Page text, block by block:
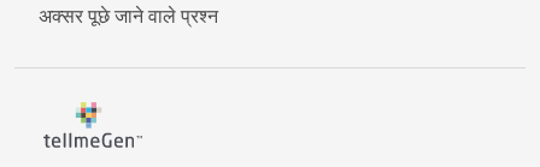
अक्सर पूछे जाने वाले प्रश्न